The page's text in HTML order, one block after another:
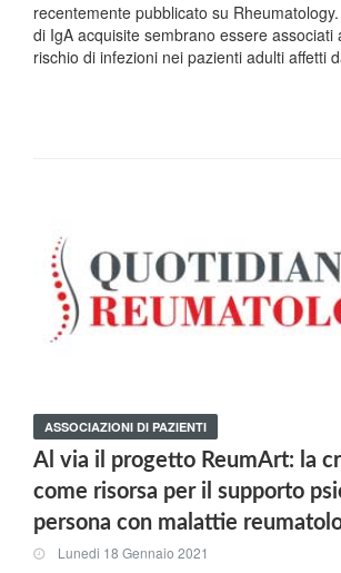
recentemente pubblicato su
di IgA acquisite sembrano essere associati
rischio di infezioni nei pazienti adulti affetti
ASSOCIAZIONI DI PAZIENTI
Al via il progetto ReumArt: la
come risorsa per il supporto
persona con malattie
Lunedi 18 Gennaio 2021